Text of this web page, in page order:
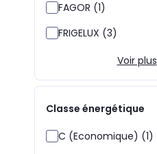
FAGOR (1)
FRIGELUX (3)
Voir plus
Classe énergétique
C (Economique) (1)